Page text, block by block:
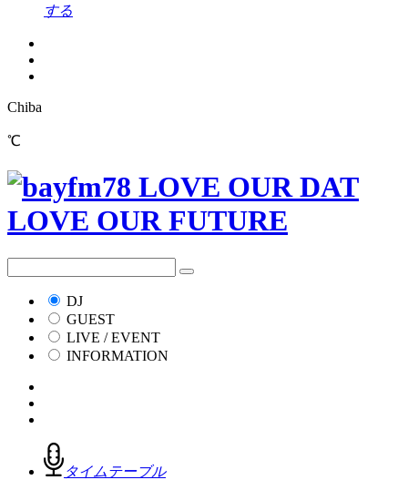
する
Chiba
℃
DJ
GUEST
LIVE / EVENT
INFORMATION
タイムテーブル